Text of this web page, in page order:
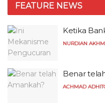
FEATURE NEWS
Ketika
NURDIAN
Benar
ACHMAD